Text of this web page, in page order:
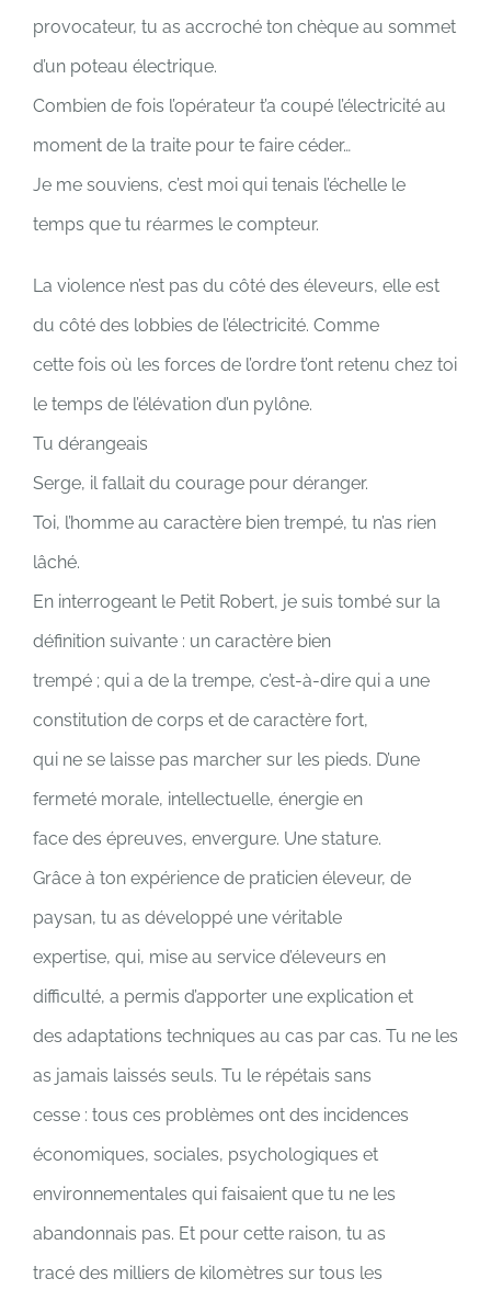
provocateur, tu as accroché ton chèque au sommet
d’un poteau électrique.
Combien de fois l’opérateur t’a coupé l’électricité au
moment de la traite pour te faire céder…
Je me souviens, c’est moi qui tenais l’échelle le
temps que tu réarmes le compteur.
La violence n’est pas du côté des éleveurs, elle est
du côté des lobbies de l’électricité. Comme
cette fois où les forces de l’ordre t’ont retenu chez toi
le temps de l’élévation d’un pylône.
Tu dérangeais
Serge, il fallait du courage pour déranger.
Toi, l’homme au caractère bien trempé, tu n’as rien
lâché.
En interrogeant le Petit Robert, je suis tombé sur la
définition suivante : un caractère bien
trempé ; qui a de la trempe, c’est-à-dire qui a une
constitution de corps et de caractère fort,
qui ne se laisse pas marcher sur les pieds. D’une
fermeté morale, intellectuelle, énergie en
face des épreuves, envergure. Une stature.
Grâce à ton expérience de praticien éleveur, de
paysan, tu as développé une véritable
expertise, qui, mise au service d’éleveurs en
difficulté, a permis d’apporter une explication et
des adaptations techniques au cas par cas. Tu ne les
as jamais laissés seuls. Tu le répétais sans
cesse : tous ces problèmes ont des incidences
économiques, sociales, psychologiques et
environnementales qui faisaient que tu ne les
abandonnais pas. Et pour cette raison, tu as
tracé des milliers de kilomètres sur tous les